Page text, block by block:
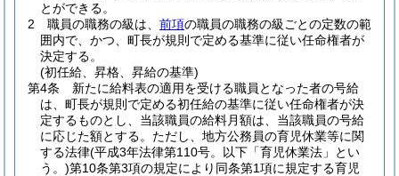
とができる。
2
職員の職務の級は、 前項の職員の職務の級ごとの定数の範
囲内で、かつ、町長が規則で定める基準に従い任命権者が
決定する。
(初任給、昇格、昇給の基準)
第4条
新たに給料表の適用を受ける職員となった者の号給
は、町長が規則で定める初任給の基準に従い任命権者が決
定するものとし、当該職員の給料月額は、当該職員の号給
に応じた額とする。 ただし、地方公務員の育児休業等に関
する法律(平成3年法律第110号。以下「育児休業法」とい
う。)第10条第3項の規定により同条第1項に規定する育児